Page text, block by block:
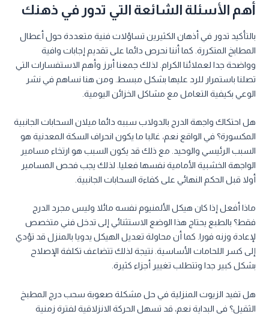
أهم الأسئلة الشائعة التي تدور في ذهنك
بالتأكيد تدور في أذهان الكثيرين تساؤلات فنية متعددة حول أعطال
المطابخ المتكررة. كما أننا نحرص دائما على تقديم إجابات وافية
وواضحة جدا لعملائنا الكرام. لذلك جمعنا أبرز وأهم الاستفسارات التي
تصلنا باستمرار للرد عليها بشكل مبسط. ومن هنا نساهم في نشر
الوعي بكيفية التعامل مع مشاكل الخزائن اليومية.
هل احتكاك واجهة الدرج بالدولاب سببه دائما ميلان السحابات الجانبية
المكسورة؟ في الواقع نعم، غالبا ما يكون انحراف السكة المعدنية هو
السبب الرئيسي والوحيد. مع ذلك قد يكون السبب هو ارتخاء مسامير
الواجهة الخشبية الأمامية نفسها فعليا. لذلك يجب فحص المسامير
أولا قبل الحكم النهائي على كفاءة السحابات الجانبية.
ماذا أفعل إذا كان هيكل الألمنيوم نفسه مائلا وليس مجرد الدرج
فقط؟ بالطبع يحتاج هذا الوضع الاستثنائي إلى تدخل فني متخصص
لإعادة وزنه فورا. كما أن محاولة تعديل الهيكل يدويا بالمنزل قد تؤدي
إلى كسر اللحامات الأساسية. نتيجة لذلك تتضاعف تكلفة الإصلاح
بشكل كبير جدا وتتطلب تغيير أجزاء كثيرة.
هل تفيد الزيوت المنزلية في حل مشكلة صعوبة سحب درج المطبخ
الثقيل؟ في البداية نعم، قد تسهل الحركة الانزلاقية لفترة زمنية